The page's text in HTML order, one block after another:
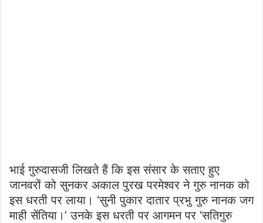
भाई गुरुदासजी लिखते हैं कि इस संसार के सताए हुए
जानवरों को सुनकर अकाल पुरख परमेश्वर ने गुरु नानक को
इस धरती पर लाया। ‘सुनी पुकार दातार प्रभु गुरु नानक जग
माही सेंतिया।’ उनके इस धरती पर आगमन पर ‘सतिगुरु